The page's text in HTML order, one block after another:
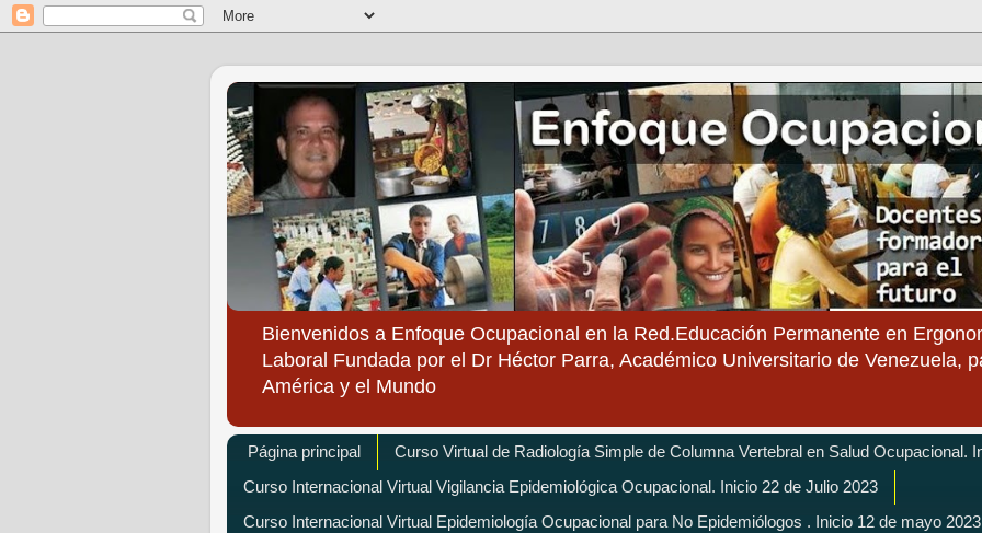
Bienvenidos a Enfoque Ocupacional en la Red.Educación Permanente en
Laboral Fundada por el Dr Héctor Parra, Académico Universitario de Venezuela,
América y el Mundo
Página principal
Curso Virtual de Radiología Simple de Columna Vertebral en Salud Ocupacional.
Curso Internacional Virtual Vigilancia Epidemiológica Ocupacional. Inicio 22 de Julio 2023
Curso Internacional Virtual Epidemiología Ocupacional para No Epidemiólogos . Inicio 12 de mayo 2023